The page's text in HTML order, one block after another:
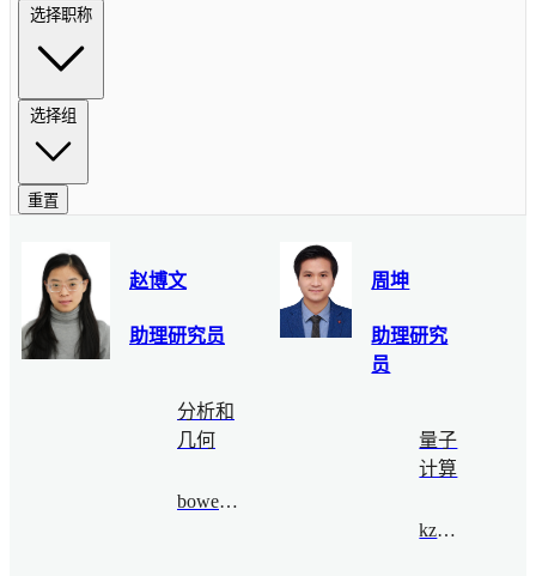
选择职称
选择组
重置
赵博文
助理研究员
分析和
几何
bowenzhao@bimsa.cn
周坤
助理研究
员
量子
计算
kzhou@bimsa.cn